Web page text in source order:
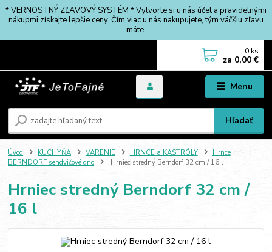
* VERNOSTNÝ ZĽAVOVÝ SYSTÉM * Vytvorte si u nás účet a pravidelnými
nákupmi získajte lepšie ceny. Čím viac u nás nakupujete, tým väčšiu zľavu
máte.
Menu
Hľadať
0 ks
za 0,00 €
Úvod KUCHYŇA VARENIE HRNCE a KASTRÓLY
Hrnce
BERNDORF sendvičové dno
Hrniec stredný Berndorf 32 cm / 16 l
Hrniec stredný Berndorf 32 cm /
16 l